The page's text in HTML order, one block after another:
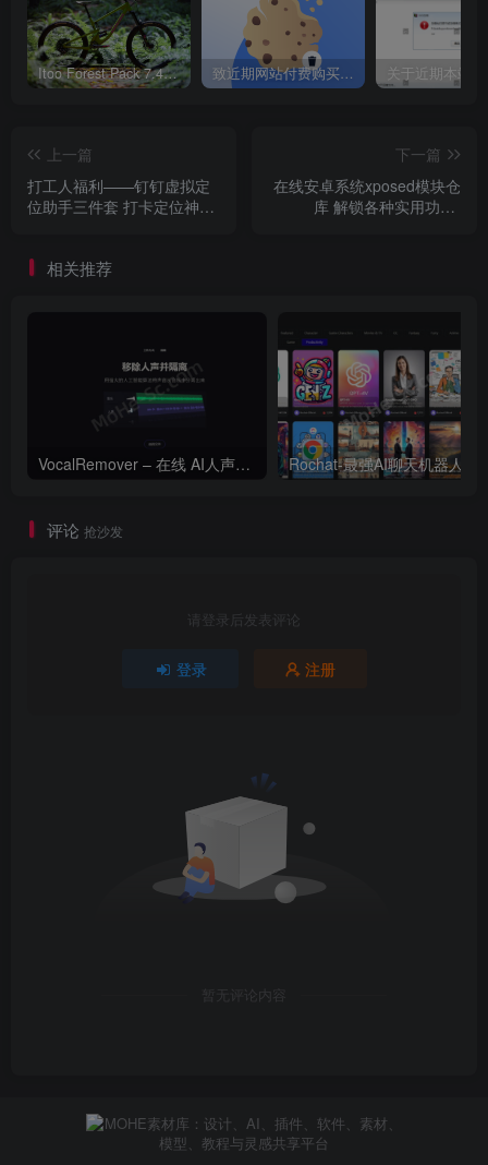
Itoo Forest Pack 7.4.20 森林插件 For 3DSMAX 2014 ~ 2023 汉化永久版 致近期网站付费购买资源及会员用户后，网页显示依然没有购买解决方法！
上一篇
打工人福利——钉钉虚拟定
位助手三件套 打卡定位神
下一篇
在线安卓系统xposed模块仓
库 解锁各种实用功能-
相关推荐
VocalRemover – 在线 AI人声分离 人声消除和隔离工具
评论 抢沙发
请登录后发表评论
登录 注册
暂无评论内容